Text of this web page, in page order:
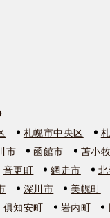
札幌市中央区
市 函館市 苫小
音更町 網走市
深川市 美幌町
俱知安町 岩内町